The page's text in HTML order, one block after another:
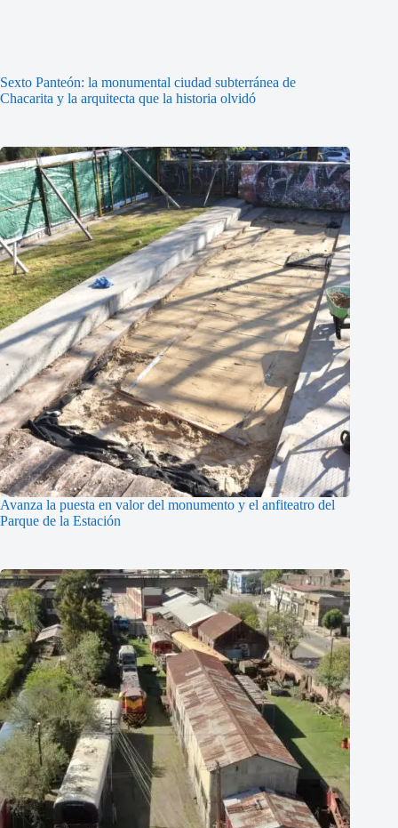
Sexto Panteón: la monumental ciudad subterránea de
Chacarita y la arquitecta que la historia olvidó
Avanza la puesta en valor del monumento y el anfiteatro del
Parque de la Estación